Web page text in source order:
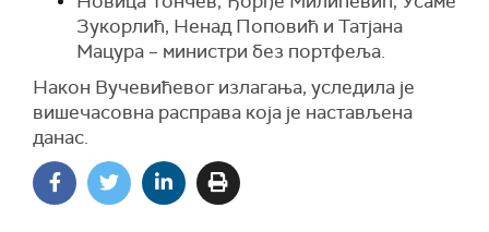
Зукорлић, Ненад Поповић и Татјана
Мацура – министри без портфеља.
Након Вучевићевог излагања, уследила је
вишечасовна расправа која је настављена
данас.